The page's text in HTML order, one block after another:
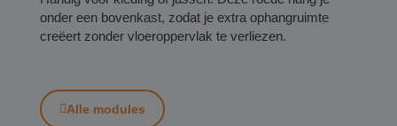
onder een bovenkast, zodat je extra ophangruimte
creëert zonder vloeroppervlak te verliezen.
Alle modules